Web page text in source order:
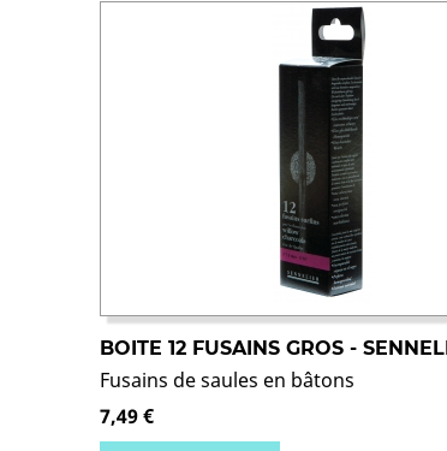
BOITE 12 FUSAINS GROS -
Fusains de saules en bâtons
7,49 €